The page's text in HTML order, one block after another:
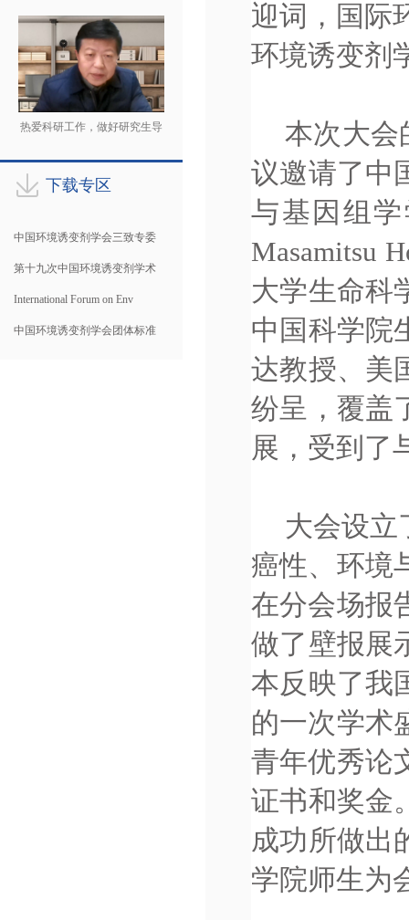
热爱科研工作，做好研究生导
下载专区
中国环境诱变剂学会三致专委
第十九次中国环境诱变剂学术
International Forum on Env
中国环境诱变剂学会团体标准
迎词，国际
环境诱变剂
本次大会
议邀请了中
与基因组
Masamitsu
大学生命科
中国科学院
达教授、美
纷呈，覆盖
展，受到了
大会设立
癌性、环境
在分会场报
做了壁报展
本反映了我
的一次学术
青年优秀论
证书和奖金
成功所做出
学院师生为